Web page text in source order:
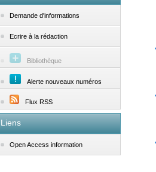
Demande d'informations
Ecrire à la rédaction
Bibliothèque
Alerte nouveaux numéros
Flux RSS
Liens
Open Access information